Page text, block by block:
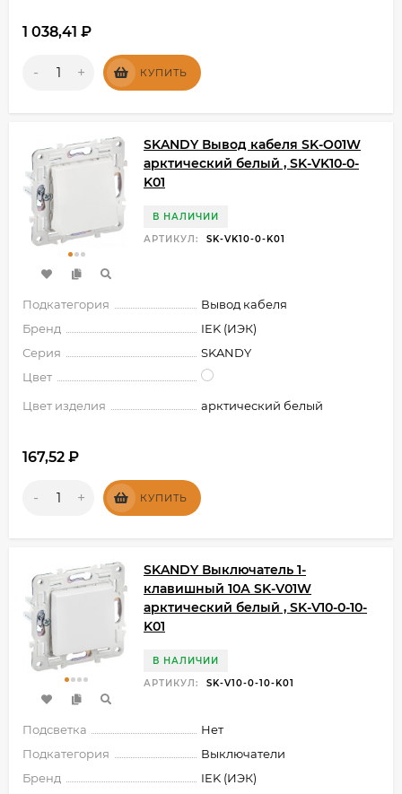
1 038,41 ₽
- + КУПИТЬ
SKANDY Вывод кабеля SK-O01W
арктический белый , SK-VK10-0-
K01
В НАЛИЧИИ
АРТИКУЛ:
SK-VK10-0-K01
Подкатегория
Вывод кабеля
Бренд
IEK (ИЭК)
Серия
SKANDY
Цвет
Цвет изделия
арктический белый
167,52 ₽
- + КУПИТЬ
SKANDY Выключатель 1-
клавишный 10А SK-V01W
арктический белый , SK-V10-0-10-
K01
В НАЛИЧИИ
АРТИКУЛ:
SK-V10-0-10-K01
Подсветка
Нет
Подкатегория
Выключатели
Бренд
IEK (ИЭК)